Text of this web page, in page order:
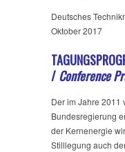
Deutsches
Oktober 2017
/Conference
Der im Jahre 2011
Bundesregierung
der Kernenergie
Stilllegung auch